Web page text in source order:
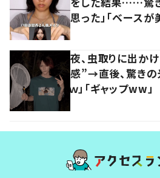
思った」「ベースが
夜、虫取りに出か
感”→直後、驚きの
ｗ」「ギャップww」